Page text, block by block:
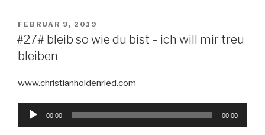
VERÖFFENTLICHT
AM
FEBRUAR 9, 2019
#27# bleib so wie du bist – ich will mir treu
bleiben
www.christianholdenried.com
Audio-
00:00 00:00